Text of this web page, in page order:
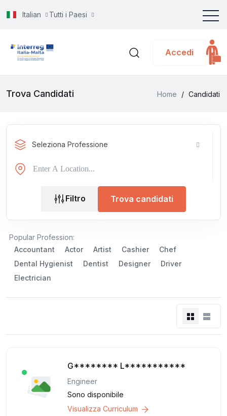
Italian Tutti i Paesi
Accedi
Trova Candidati Home / Candidati
Seleziona Professione
Filtro Trova candidati
Popular Profession:
Accountant
Actor Artist Cashier
Chef
Dental Hygienist
Dentist Designer
Driver
Electrician
G******** L***********
Engineer
Sono disponibile
Visualizza Curriculum